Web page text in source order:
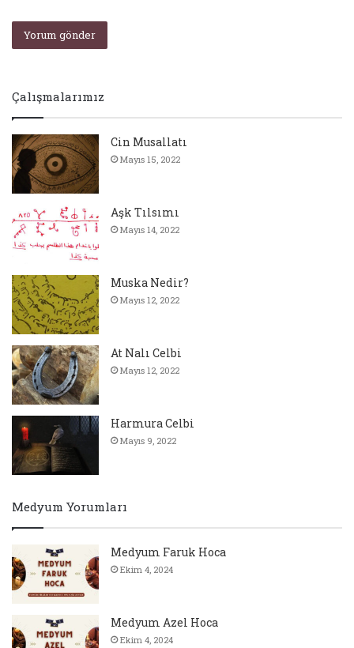
Çalışmalarımız
Cin Musallatı
Mayıs 15, 2022
Aşk Tılsımı
Mayıs 14, 2022
Muska Nedir?
Mayıs 12, 2022
At Nalı Celbi
Mayıs 12, 2022
Harmura Celbi
Mayıs 9, 2022
Medyum Yorumları
Medyum Faruk Hoca
Ekim 4, 2024
Medyum Azel Hoca
Ekim 4, 2024